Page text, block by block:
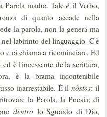
Parola madre. Taleè il Verbo,
di quanto accade nella
la parola, non la genera ma
labirinto del linguaggio. C'è
e ci chiama a ricominciare. Ed
è l'incessante della scrittura,
è la brama incontenibile
inarrestabile. È il nòstos: il
la Parola, la Poesia; di
dentro lo Sguardo di Dio,